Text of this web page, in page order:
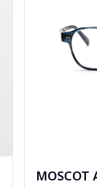
MOSCOT